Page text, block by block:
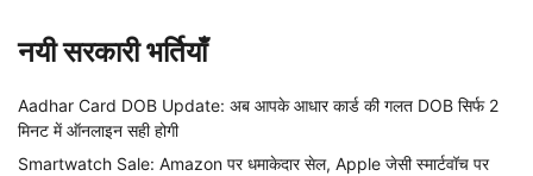
नयी सरकारी भर्तियाँ
Aadhar Card DOB Update: अब आपके आधार कार्ड की गलत DOB सिर्फ 2
मिनट में ऑनलाइन सही होगी
Smartwatch Sale: Amazon पर धमाकेदार सेल, Apple जेसी स्मार्टवॉच पर